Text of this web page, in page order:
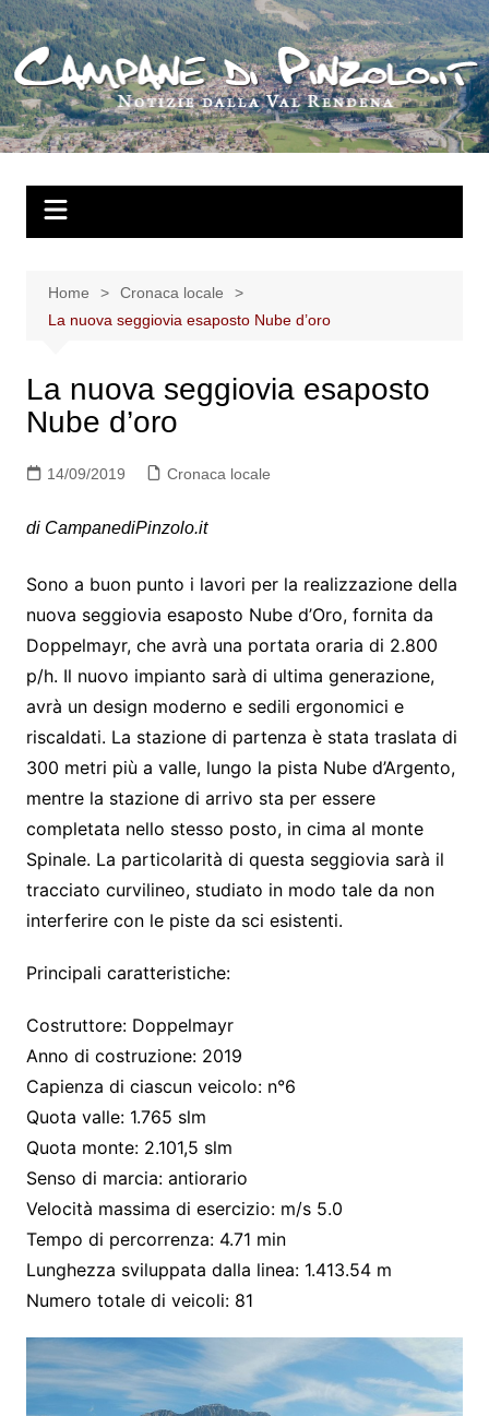
Salta
al
contenuto
Home
Cronaca locale
La nuova seggiovia esaposto Nube d’oro
La nuova seggiovia esaposto
Nube d’oro
14/09/2019 Cronaca locale
di CampanediPinzolo.it
Sono a buon punto i lavori per la realizzazione della
nuova seggiovia esaposto Nube d’Oro, fornita da
Doppelmayr, che avrà una portata oraria di 2.800
p/h. Il nuovo impianto sarà di ultima generazione,
avrà un design moderno e sedili ergonomici e
riscaldati. La stazione di partenza è stata traslata di
300 metri più a valle, lungo la pista Nube d’Argento,
mentre la stazione di arrivo sta per essere
completata nello stesso posto, in cima al monte
Spinale. La particolarità di questa seggiovia sarà il
tracciato curvilineo, studiato in modo tale da non
interferire con le piste da sci esistenti.
Principali caratteristiche:
Costruttore: Doppelmayr
Anno di costruzione: 2019
Capienza di ciascun veicolo: n°6
Quota valle: 1.765 slm
Quota monte: 2.101,5 slm
Senso di marcia: antiorario
Velocità massima di esercizio: m/s 5.0
Tempo di percorrenza: 4.71 min
Lunghezza sviluppata dalla linea: 1.413.54 m
Numero totale di veicoli: 81